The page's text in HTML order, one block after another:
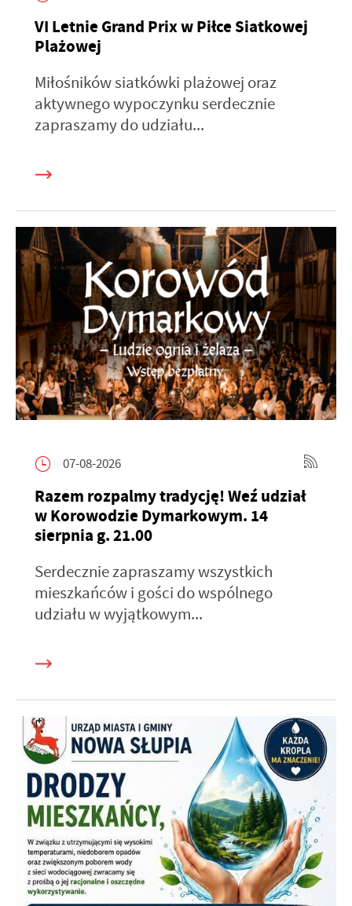
VI Letnie Grand Prix w Piłce Siatkowej
Plażowej
Miłośników siatkówki plażowej oraz
aktywnego wypoczynku serdecznie
zapraszamy do udziału...
07-08-2026
Razem rozpalmy tradycję! Weź udział
w Korowodzie Dymarkowym. 14
sierpnia g. 21.00
Serdecznie zapraszamy wszystkich
mieszkańców i gości do wspólnego
udziału w wyjątkowym...